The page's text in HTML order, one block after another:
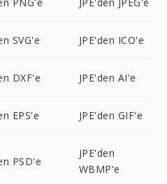
SVG'e JPE'den ICO'e
DXF'e JPE'den AI'e
EPS'e JPE'den GIF'e
PSD'e
JPE'den
WBMP'e